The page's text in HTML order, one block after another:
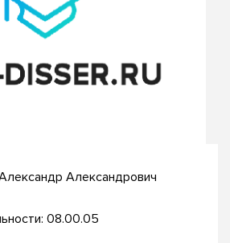
Александрович
08.00.05